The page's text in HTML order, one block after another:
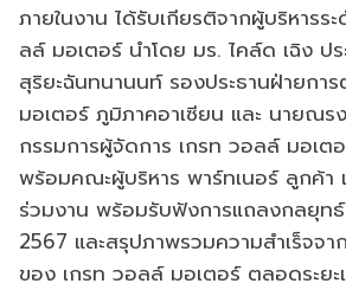
ภายในงาน ได้รับเกียรติจากผู้บริหารร
ลล์ มอเตอร์ นำโดย มร. ไคล์ด เฉิง ป
สุริยะฉันทนานนท์ รองประธานฝ่ายกา
มอเตอร์ ภูมิภาคอาเซียน และ นายณ
กรรมการผู้จัดการ เกรท วอลล์ มอเต
พร้อมคณะผู้บริหาร พาร์ทเนอร์ ลูกค้า
ร่วมงาน พร้อมรับฟังการแถลงกลยุทธ์
2567 และสรุปภาพรวมความสำเร็จจา
ของ เกรท วอลล์ มอเตอร์ ตลอดระยะ